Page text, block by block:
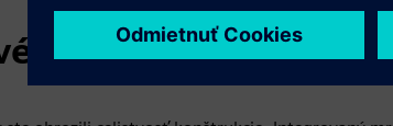
štruktúry